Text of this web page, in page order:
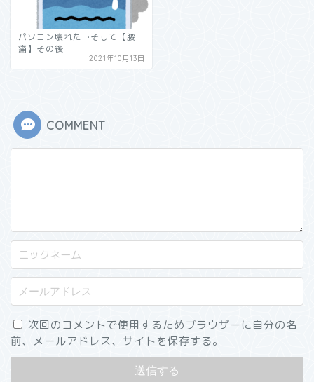
パソコン壊れた…そして【腰
痛】その後
2021年10月13日
COMMENT
次回のコメントで使用するためブラウザーに自分の名
前、メールアドレス、サイトを保存する。